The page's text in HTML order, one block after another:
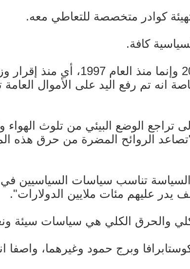
كوادر متخصصة للتعاطي معه.
كافة.
ووصف ملف النفايات بأنه ساخن، وهو في أزمة ليس منذ
انه تم رفع اليد على الأموال
تراجع الوضع البيئي من تلوث الهواء
الروائح المضرة من حرق هذه
تناسب سياسات السياسيين في
عليهم مئات ملايين الدولارات".
والحرق الكلي هي سياسات سيئة
وبرج حمود وغيرهما، واصفا